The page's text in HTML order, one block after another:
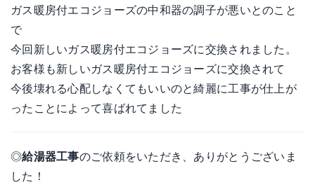
ガス暖房付エコジョーズの中和器の調子が悪いとのこと
で
今回新しいガス暖房付エコジョーズに交換されました。
お客様も新しいガス暖房付エコジョーズに交換されて
今後壊れる心配しなくてもいいのと綺麗に工事が仕上が
ったことによって喜ばれてました
◎給湯器工事のご依頼をいただき、ありがとうございま
した！